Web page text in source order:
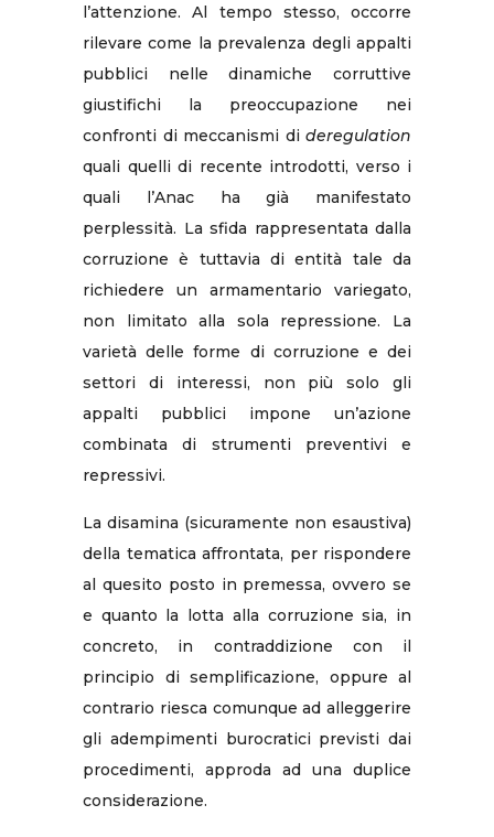
l’attenzione. Al tempo stesso, occorre
rilevare come la prevalenza degli appalti
pubblici nelle dinamiche corruttive
giustifichi la preoccupazione nei
confronti di meccanismi di deregulation
quali quelli di recente introdotti, verso i
quali l’Anac ha già manifestato
perplessità. La sfida rappresentata dalla
corruzione è tuttavia di entità tale da
richiedere un armamentario variegato,
non limitato alla sola repressione. La
varietà delle forme di corruzione e dei
settori di interessi, non più solo gli
appalti pubblici impone un’azione
combinata di strumenti preventivi e
repressivi.
La disamina (sicuramente non esaustiva)
della tematica affrontata, per rispondere
al quesito posto in premessa, ovvero se
e quanto la lotta alla corruzione sia, in
concreto, in contraddizione con il
principio di semplificazione, oppure al
contrario riesca comunque ad alleggerire
gli adempimenti burocratici previsti dai
procedimenti, approda ad una duplice
considerazione.